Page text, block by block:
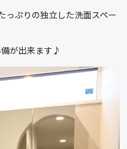
っぷりの独立した洗面スペー
が出来ます♪